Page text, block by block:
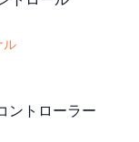
ル
ントローラー